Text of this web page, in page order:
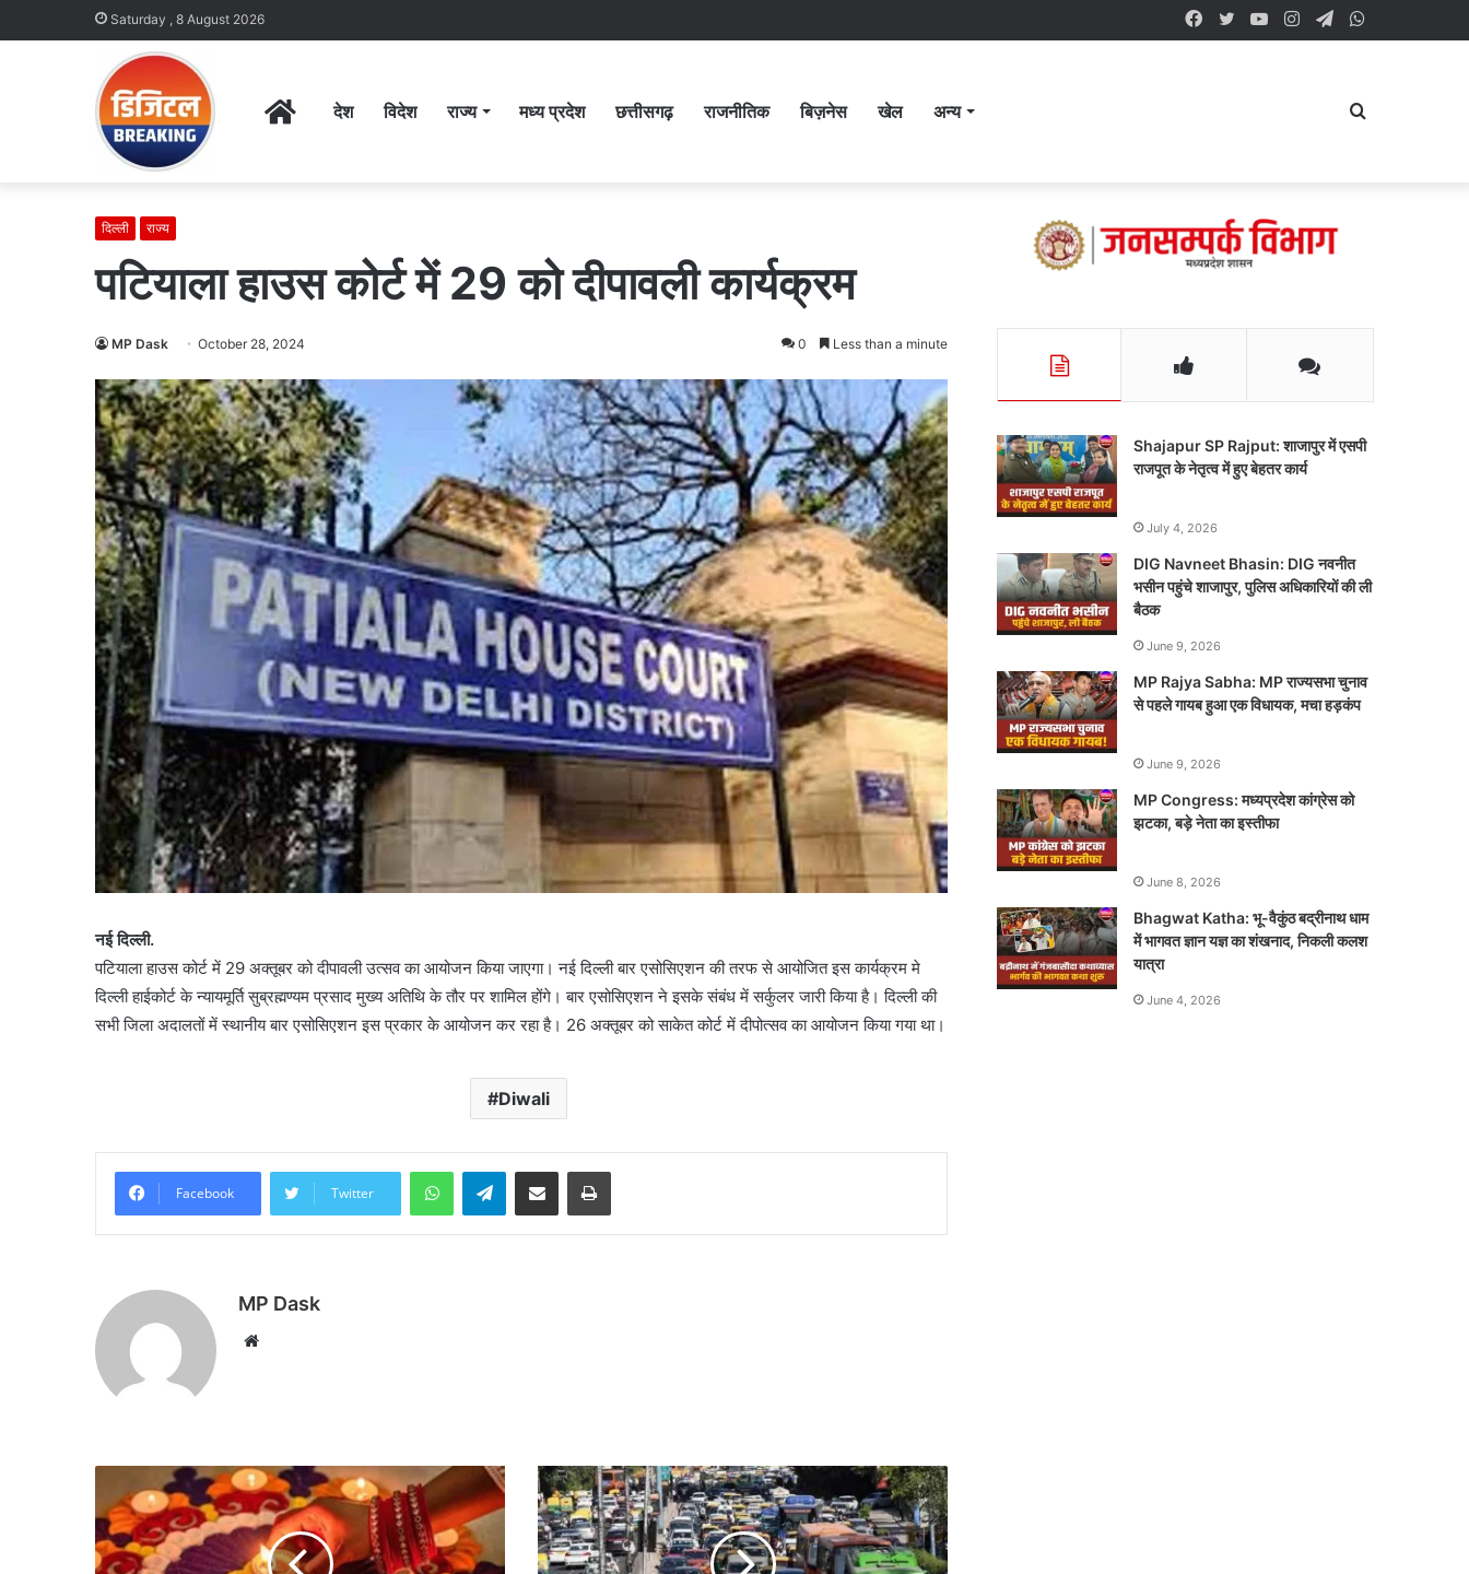
Saturday , 8 August 2026 Telegram
Instagram
YouTube
Twitter
Facebook
Homeदेश विदेश राज्य मध्य प्रदेश छत्तीसगढ़ राजनीतिक बिज़नेस खेल अन्य Search
दिल्ली राज्य
पटियाला हाउस कोर्ट में 29 को दीपावली कार्यक्रम
MP Dask October 28, 2024 0 Less than a minute
नई दिल्ली.
पटियाला हाउस कोर्ट में 29 अक्तूबर को दीपावली उत्सव का आयोजन किया जाएगा। नई दिल्ली बार एसोसिएशन की तरफ से आयोजित इस कार्यक्रम मे
दिल्ली हाईकोर्ट के न्यायमूर्ति सुब्रह्मण्यम प्रसाद मुख्य अतिथि के तौर पर शामिल होंगे। बार एसोसिएशन ने इसके संबंध में सर्कुलर जारी किया है। दिल्ली की
सभी जिला अदालतों में स्थानीय बार एसोसिएशन इस प्रकार के आयोजन कर रहा है। 26 अक्तूबर को साकेत कोर्ट में दीपोत्सव का आयोजन किया गया था।
Diwali
Facebook Twitter
WhatsAppTelegramShare via Email Print
MP Dask
Website
Shajapur SP Rajput: शाजापुर में एसपी
राजपूत के नेतृत्व में हुए बेहतर कार्य
July 4, 2026
DIG Navneet Bhasin: DIG नवनीत
भसीन पहुंचे शाजापुर, पुलिस अधिकारियों की ली
बैठक
June 9, 2026
MP Rajya Sabha: MP राज्यसभा चुनाव
से पहले गायब हुआ एक विधायक, मचा हड़कंप
June 9, 2026
MP Congress: मध्यप्रदेश कांग्रेस को
झटका, बड़े नेता का इस्तीफा
June 8, 2026
Bhagwat Katha: भू-वैकुंठ बद्रीनाथ धाम
में भागवत ज्ञान यज्ञ का शंखनाद, निकली कलश
यात्रा
June 4, 2026